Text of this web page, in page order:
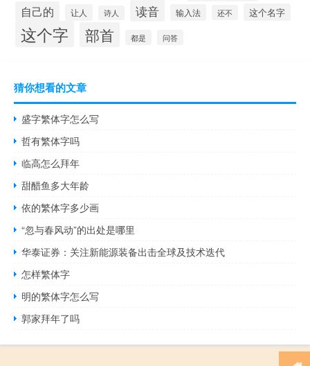
自己的 让人 诗人 读音 输入法 还不 这个名字
这个字 部首 都是 问答
猜你想看的文章
盛字繁体字怎么写
哲有繁体字吗
临高怎么拜年
甜醋鱼多大年龄
依的繁体字多少画
“忽与春风动”的出处是哪里
华泰证券：关注新能源装备出击全球及技术迭代
怎样繁体字
明的繁体字怎么写
郭家拜年了吗